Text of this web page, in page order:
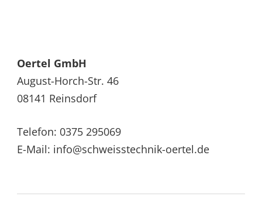
Oertel GmbH
August-Horch-Str. 46
08141 Reinsdorf
Telefon: 0375 295069
E-Mail: info@schweisstechnik-oertel.de